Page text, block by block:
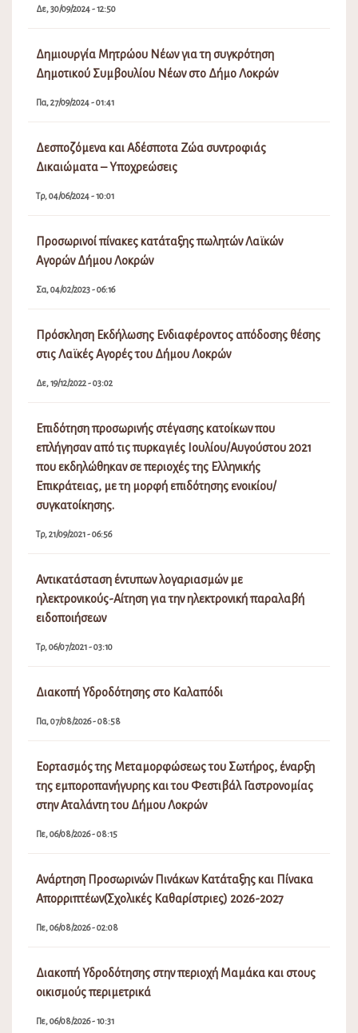
Δε, 30/09/2024 - 12:50
Δημιουργία Μητρώου Νέων για τη συγκρότηση
Δημοτικού Συμβουλίου Νέων στο Δήμο Λοκρών
Πα, 27/09/2024 - 01:41
Δεσποζόμενα και Αδέσποτα Ζώα συντροφιάς
Δικαιώματα – Υποχρεώσεις
Τρ, 04/06/2024 - 10:01
Προσωρινοί πίνακες κατάταξης πωλητών Λαϊκών
Αγορών Δήμου Λοκρών
Σα, 04/02/2023 - 06:16
Πρόσκληση Εκδήλωσης Ενδιαφέροντος απόδοσης θέσης
στις Λαϊκές Αγορές του Δήμου Λοκρών
Δε, 19/12/2022 - 03:02
Επιδότηση προσωρινής στέγασης κατοίκων που
επλήγησαν από τις πυρκαγιές Ιουλίου/Αυγούστου 2021
που εκδηλώθηκαν σε περιοχές της Ελληνικής
Επικράτειας, με τη μορφή επιδότησης ενοικίου/
συγκατοίκησης.
Τρ, 21/09/2021 - 06:56
Αντικατάσταση έντυπων λογαριασμών με
ηλεκτρονικούς-Αίτηση για την ηλεκτρονική παραλαβή
ειδοποιήσεων
Τρ, 06/07/2021 - 03:10
Διακοπή Υδροδότησης στο Καλαπόδι
Πα, 07/08/2026 - 08:58
Εορτασμός της Μεταμορφώσεως του Σωτήρος, έναρξη
της εμποροπανήγυρης και του Φεστιβάλ Γαστρονομίας
στην Αταλάντη του Δήμου Λοκρών
Πε, 06/08/2026 - 08:15
Ανάρτηση Προσωρινών Πινάκων Κατάταξης και Πίνακα
Απορριπτέων(Σχολικές Καθαρίστριες) 2026-2027
Πε, 06/08/2026 - 02:08
Διακοπή Υδροδότησης στην περιοχή Μαμάκα και στους
οικισμούς περιμετρικά
Πε, 06/08/2026 - 10:31